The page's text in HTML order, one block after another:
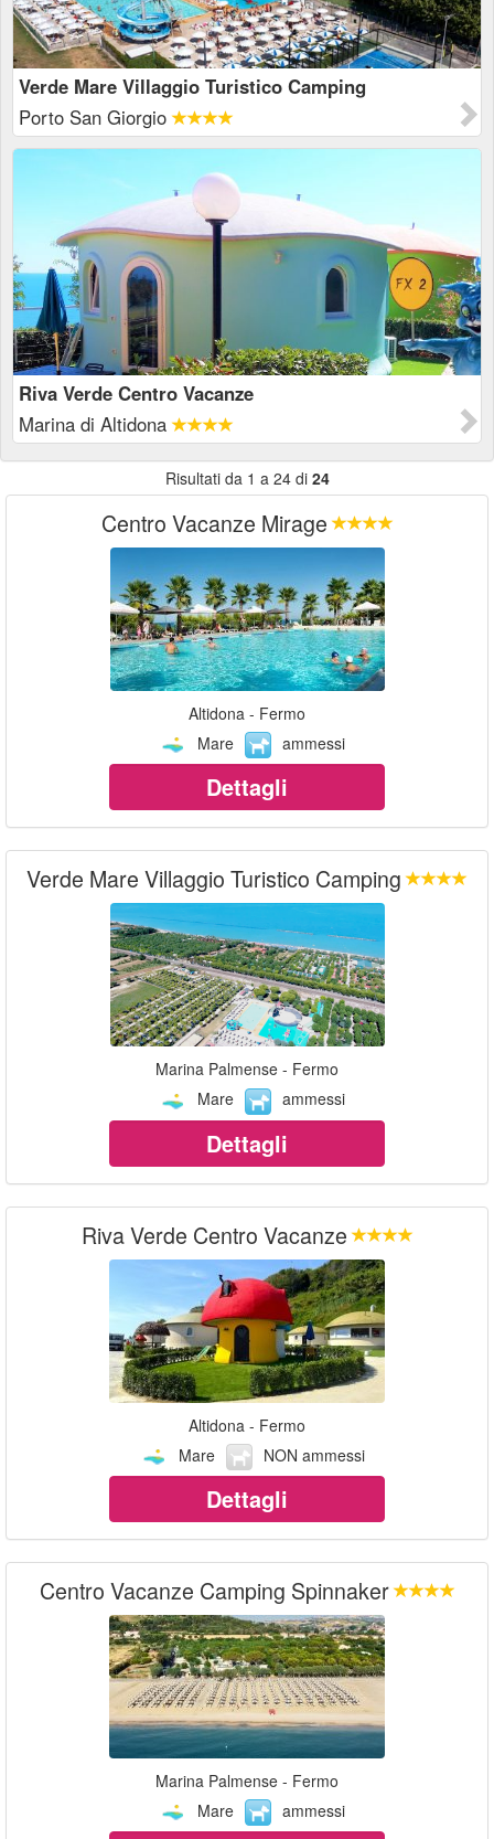
Verde Mare Villaggio Turistico Camping
Porto San Giorgio
Riva Verde Centro Vacanze
Marina di Altidona
Risultati da 1 a 24 di 24
Centro Vacanze Mirage
Altidona - Fermo
Mare
ammessi
Dettagli
Verde Mare Villaggio Turistico Camping
Marina Palmense - Fermo
Mare
ammessi
Dettagli
Riva Verde Centro Vacanze
Altidona - Fermo
Mare
NON ammessi
Dettagli
Centro Vacanze Camping Spinnaker
Marina Palmense - Fermo
Mare
ammessi